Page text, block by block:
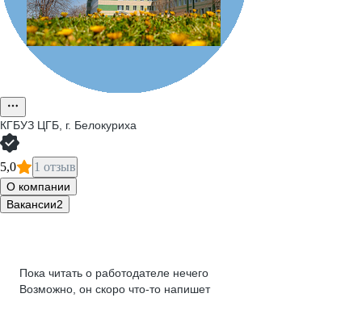
КГБУЗ ЦГБ, г. Белокуриха
5,0 1 отзыв
О компании
Вакансии2
Пока читать о работодателе нечего
Возможно, он скоро что‑то напишет